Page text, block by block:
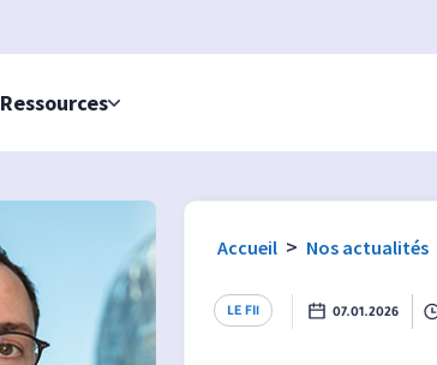
Ressources
Accueil > Nos actualités
LE FIl 07.01.2026